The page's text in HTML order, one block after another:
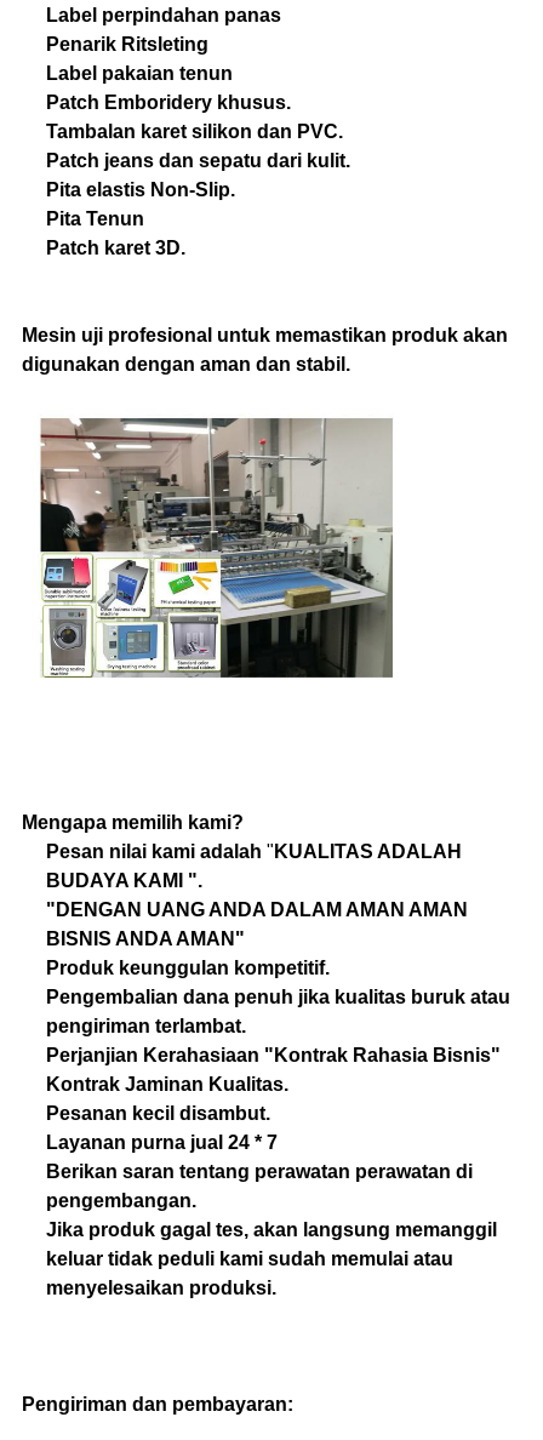
Label perpindahan panas
Penarik Ritsleting
Label pakaian tenun
Patch Emboridery khusus.
Tambalan karet silikon dan PVC.
Patch jeans dan sepatu dari kulit.
Pita elastis Non-Slip.
Pita Tenun
Patch karet 3D.
Mesin uji profesional untuk memastikan produk akan
digunakan dengan aman dan stabil.
Mengapa memilih kami?
Pesan nilai kami adalah " KUALITAS ADALAH
BUDAYA KAMI ".
"DENGAN UANG ANDA DALAM AMAN AMAN
BISNIS ANDA AMAN"
Produk keunggulan kompetitif.
Pengembalian dana penuh jika kualitas buruk atau
pengiriman terlambat.
Perjanjian Kerahasiaan "Kontrak Rahasia Bisnis"
Kontrak Jaminan Kualitas.
Pesanan kecil disambut.
Layanan purna jual 24 * 7
Berikan saran tentang perawatan perawatan di
pengembangan.
Jika produk gagal tes, akan langsung memanggil
keluar tidak peduli kami sudah memulai atau
menyelesaikan produksi.
Pengiriman dan pembayaran: